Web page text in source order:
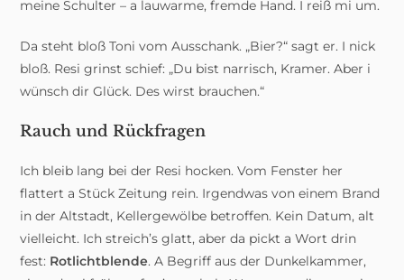
meine Schulter – a lauwarme, fremde Hand. I reiß mi um.
Da steht bloß Toni vom Ausschank. „Bier?“ sagt er. I nick
bloß. Resi grinst schief: „Du bist narrisch, Kramer. Aber i
wünsch dir Glück. Des wirst brauchen.“
Rauch und Rückfragen
Ich bleib lang bei der Resi hocken. Vom Fenster her
flattert a Stück Zeitung rein. Irgendwas von einem Brand
in der Altstadt, Kellergewölbe betroffen. Kein Datum, alt
vielleicht. Ich streich’s glatt, aber da pickt a Wort drin
fest: Rotlichtblende. A Begriff aus der Dunkelkammer,